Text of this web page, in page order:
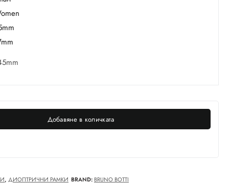
Добавяне в количката
, ДИОПТРИЧНИ РАМКИ BRAND: BRUNO BOTTI